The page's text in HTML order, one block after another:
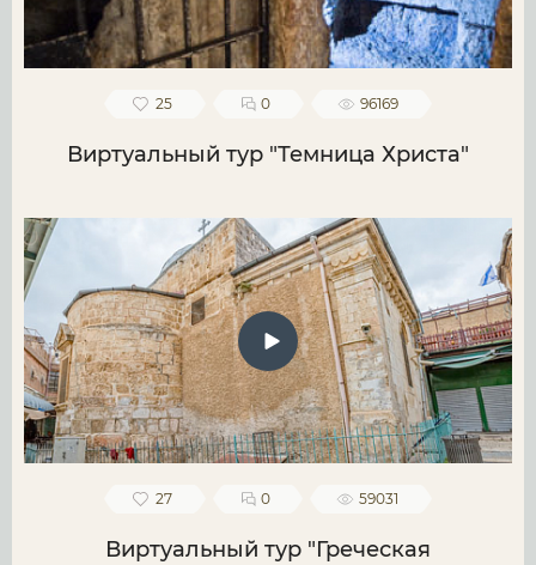
25 0 96169
Виртуальный тур "Темница Христа"
27 0 59031
Виртуальный тур "Греческая